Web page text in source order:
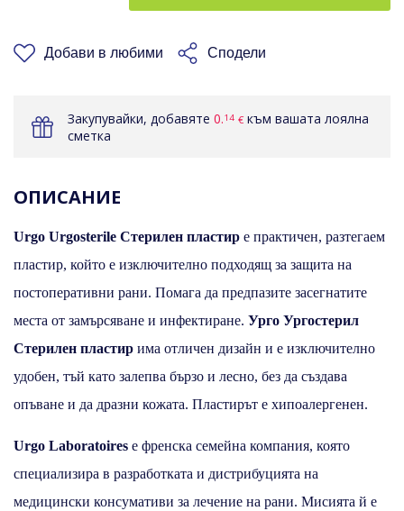
КОШНИЦАТА
Добави в любими Сподели
Закупувайки, добавяте 0.14 € към вашата лоялна
сметка
ОПИСАНИЕ
Urgo Urgosterile Стерилен пластир е практичен, разтегаем
пластир, който е изключително подходящ за защита на
постоперативни рани. Помага да предпазите засегнатите
места от замърсяване и инфектиране. Урго Ургостерил
Стерилен пластир има отличен дизайн и е изключително
удобен, тъй като залепва бързо и лесно, без да създава
опъване и да дразни кожата. Пластирът е хипоалергенен.
Urgo Laboratoires e френска семейна компания, която
специализира в разработката и дистрибуцията на
медицински консумативи за лечение на рани. Мисията й е